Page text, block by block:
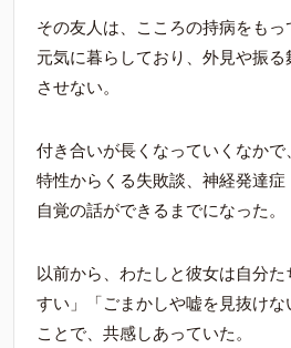
その友人は、こころの持病をも
元気に暮らしており、外見や振
させない。
付き合いが長くなっていくなか
特性からくる失敗談、神経発達
自覚の話ができるまでになった。
以前から、わたしと彼女は自分
すい」「ごまかしや嘘を見抜けな
ことで、共感しあっていた。